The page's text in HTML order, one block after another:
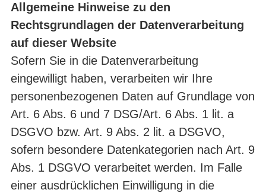
Allgemeine Hinweise zu den
Rechtsgrundlagen der Datenverarbeitung
auf dieser Website
Sofern Sie in die Datenverarbeitung
eingewilligt haben, verarbeiten wir Ihre
personenbezogenen Daten auf Grundlage von
Art. 6 Abs. 6 und 7 DSG/Art. 6 Abs. 1 lit. a
DSGVO bzw. Art. 9 Abs. 2 lit. a DSGVO,
sofern besondere Datenkategorien nach Art. 9
Abs. 1 DSGVO verarbeitet werden. Im Falle
einer ausdrücklichen Einwilligung in die